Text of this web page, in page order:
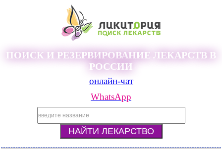
ПОИСК И РЕЗЕРВИРОВАНИЕ ЛЕКАРСТВ В
РОССИИ
онлайн-чат
WhatsApp